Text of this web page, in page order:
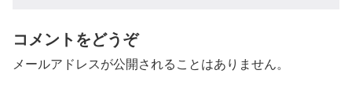
コメントをどうぞ
メールアドレスが公開されることはありません。